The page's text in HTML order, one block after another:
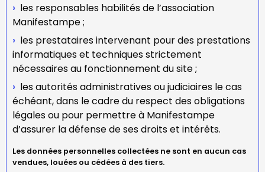
les responsables habilités de l’association
Manifestampe ;
les prestataires intervenant pour des prestations
informatiques et techniques strictement
nécessaires au fonctionnement du site ;
les autorités administratives ou judiciaires le cas
échéant, dans le cadre du respect des obligations
légales ou pour permettre à Manifestampe
d’assurer la défense de ses droits et intérêts.
Les données personnelles collectées ne sont en aucun cas
vendues, louées ou cédées à des tiers.